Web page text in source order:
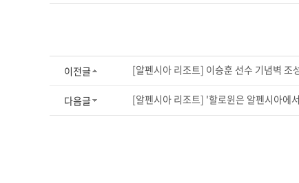
이전글 [알펜시아 리조트] 이승훈 선수 기념벽 조
다음글 [알펜시아 리조트] '할로윈은 알펜시아에